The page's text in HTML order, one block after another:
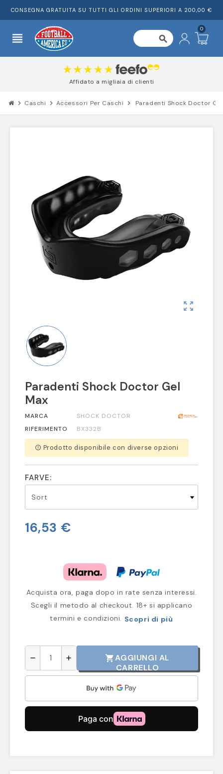
CONSEGNA GRATUITA SU TUTTI GLI ORDINI SUPERIORI A 200,00 €
view_headline search
0
Affidato a migliaia di clienti
chevron_right Caschi chevron_right Accessori Per Caschi chevron_right Paradenti Shock Doctor
zoom_out_map
Paradenti Shock Doctor Gel
Max
MARCA
SHOCK DOCTOR
RIFERIMENTO
BX332B
error_outline Prodotto disponibile con diverse opzioni
FARVE:
16,53 €
Acquista ora, paga dopo in rate senza interessi.
Scegli il metodo al checkout. 18+ si applicano
termini e condizioni. Scopri di più
remove add shopping_cartAGGIUNGI AL
CARRELLO